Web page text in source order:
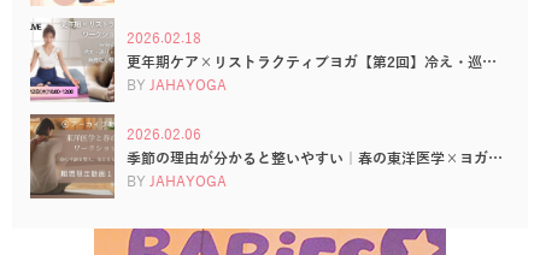
2026.02.18
更年期ケア×リストラクティブヨガ【第2回】冷え・巡…
BY JAHAYOGA
2026.02.06
季節の理由が分かると整いやすい｜春の東洋医学×ヨガ…
BY JAHAYOGA